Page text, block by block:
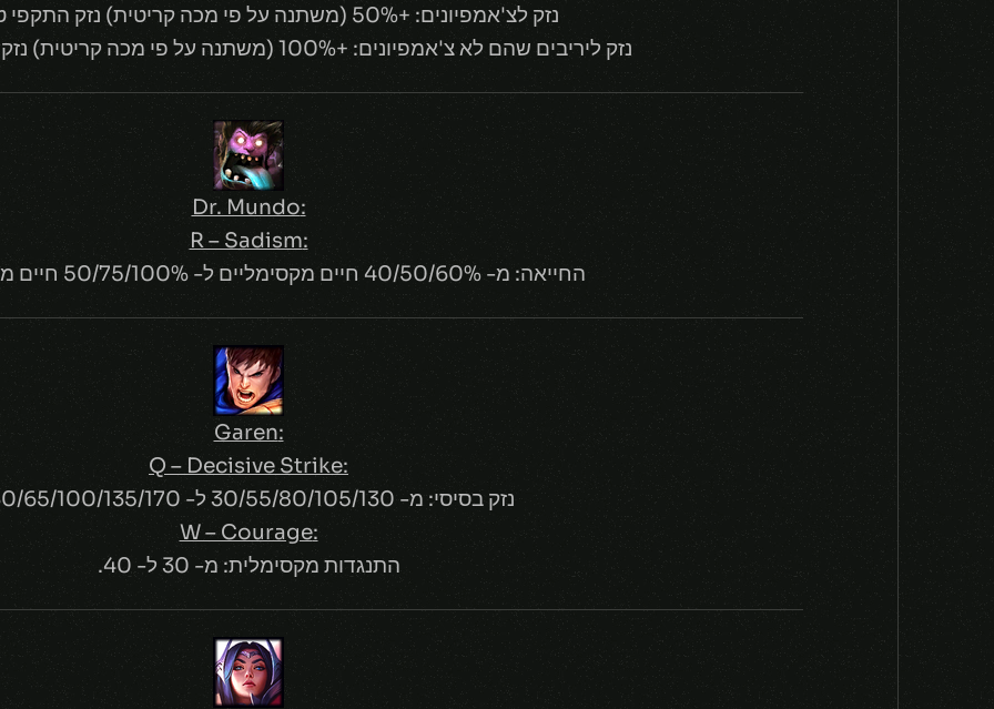
נזק לצ'אמפיונים: +50% (משתנה על פי מכה קריטית) נזק התקפי טוטאלי.
נזק ליריבים שהם לא צ'אמפיונים: +100% (משתנה על פי מכה קריטית) נזק התקפי טוטאלי.
:Dr. Mundo
:R – Sadism
החייאה: מ- 40/50/60% חיים מקסימליים ל- 50/75/100% חיים מקסימליים.
:Garen
:Q – Decisive Strike
נזק בסיסי: מ- 30/55/80/105/130 ל- 30/65/100/135/170.
:W – Courage
התנגדות מקסימלית: מ- 30 ל- 40.